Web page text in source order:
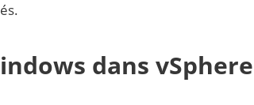
dans vSphere